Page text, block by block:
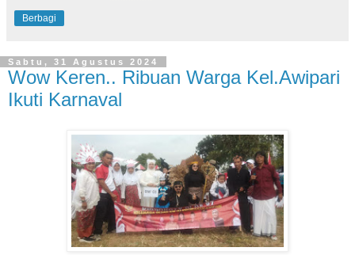
Berbagi
Sabtu, 31 Agustus 2024
Wow Keren.. Ribuan Warga Kel.Awipari
Ikuti Karnaval